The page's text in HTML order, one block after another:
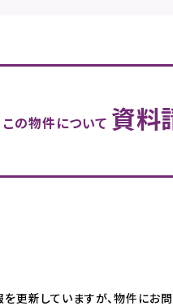
この物件について 資料
更新していますが、物件にお